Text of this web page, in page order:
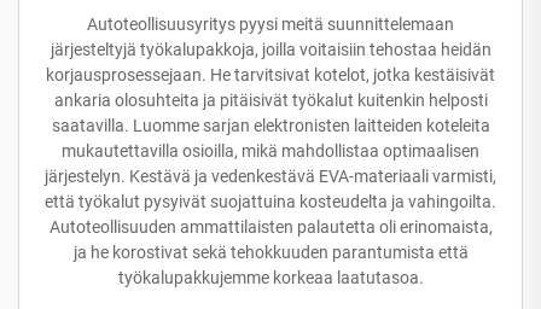
Autoteollisuusyritys pyysi meitä suunnittelemaan
järjesteltyjä työkalupakkoja, joilla voitaisiin tehostaa heidän
korjausprosessejaan. He tarvitsivat kotelot, jotka kestäisivät
ankaria olosuhteita ja pitäisivät työkalut kuitenkin helposti
saatavilla. Luomme sarjan elektronisten laitteiden koteleita
mukautettavilla osioilla, mikä mahdollistaa optimaalisen
järjestelyn. Kestävä ja vedenkestävä EVA-materiaali varmisti,
että työkalut pysyivät suojattuina kosteudelta ja vahingoilta.
Autoteollisuuden ammattilaisten palautetta oli erinomaista,
ja he korostivat sekä tehokkuuden parantumista että
työkalupakkujemme korkeaa laatutasoa.